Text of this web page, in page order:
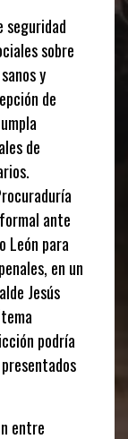
seguridad
sobre
y
de
de
ante
León para
en un
Jesús
podría
entre